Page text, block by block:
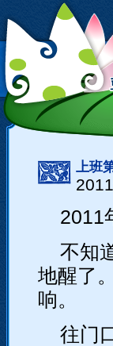
上班
2011
不知
地醒了
响。
往门